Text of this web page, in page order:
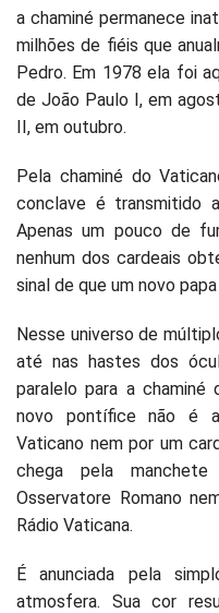
a chaminé permanece
milhões de fiéis que
Pedro. Em 1978 ela foi
de João Paulo I, em
II, em outubro.
Pela chaminé do
conclave é transmitido
Apenas um pouco de
nenhum dos cardeais
sinal de que um novo
Nesse universo de
até nas hastes dos
paralelo para a
novo pontífice não é
Vaticano nem por um
chega pela
Osservatore Romano
Rádio Vaticana.
É anunciada pela
atmosfera. Sua cor